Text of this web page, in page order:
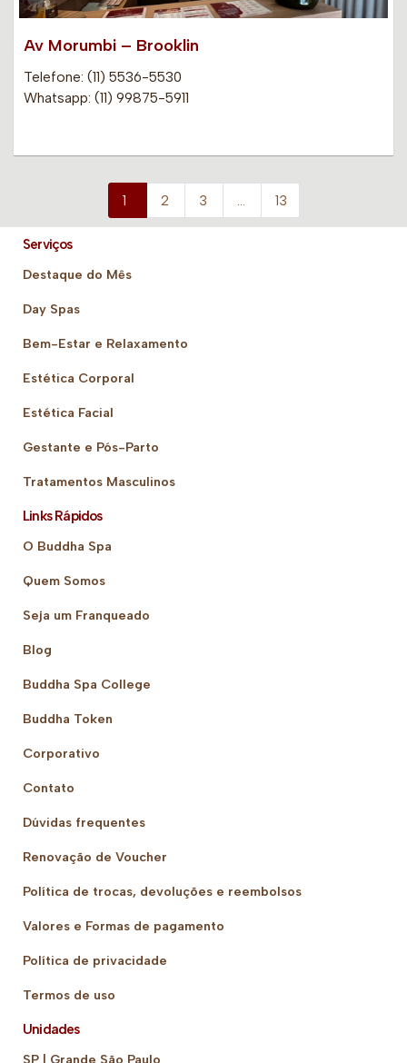
Av Morumbi – Brooklin
Telefone: (11) 5536-5530
Whatsapp: (11) 99875-5911
1 2 3 … 13
Serviços
Destaque do Mês
Day Spas
Bem-Estar e Relaxamento
Estética Corporal
Estética Facial
Gestante e Pós-Parto
Tratamentos Masculinos
Links Rápidos
O Buddha Spa
Quem Somos
Seja um Franqueado
Blog
Buddha Spa College
Buddha Token
Corporativo
Contato
Dúvidas frequentes
Renovação de Voucher
Política de trocas, devoluções e reembolsos
Valores e Formas de pagamento
Política de privacidade
Termos de uso
Unidades
SP | Grande São Paulo